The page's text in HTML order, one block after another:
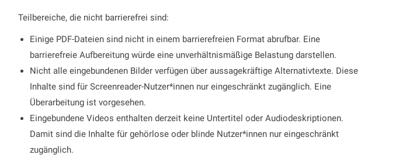
Teilbereiche, die nicht barrierefrei sind:
Einige PDF-Dateien sind nicht in einem barrierefreien Format abrufbar. Eine
barrierefreie Aufbereitung würde eine unverhältnismäßige Belastung darstellen.
Nicht alle eingebundenen Bilder verfügen über aussagekräftige Alternativtexte. Diese
Inhalte sind für Screenreader-Nutzer*innen nur eingeschränkt zugänglich. Eine
Überarbeitung ist vorgesehen.
Eingebundene Videos enthalten derzeit keine Untertitel oder Audiodeskriptionen.
Damit sind die Inhalte für gehörlose oder blinde Nutzer*innen nur eingeschränkt
zugänglich.